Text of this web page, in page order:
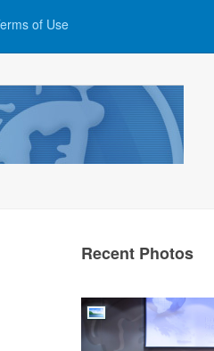
of Use
Recent Photos